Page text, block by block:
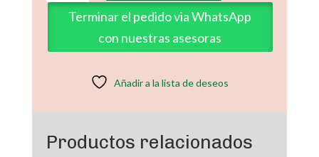
2
Reglas
Geométricas
cantidad
Terminar el pedido via WhatsApp
con nuestras asesoras
Añadir a la lista de deseos
Productos relacionados